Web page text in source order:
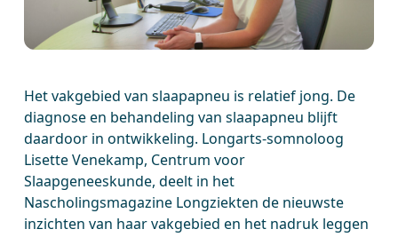
Het vakgebied van slaapapneu is relatief jong. De
diagnose en behandeling van slaapapneu blijft
daardoor in ontwikkeling. Longarts-somnoloog
Lisette Venekamp, Centrum voor
Slaapgeneeskunde, deelt in het
Nascholingsmagazine Longziekten de nieuwste
inzichten van haar vakgebied en het nadruk leggen